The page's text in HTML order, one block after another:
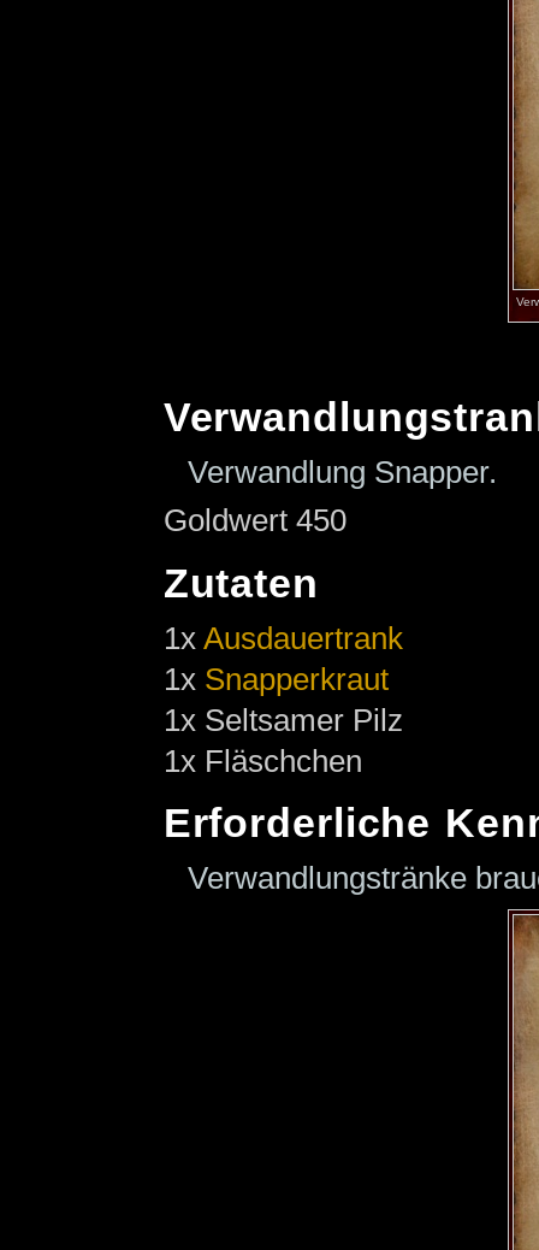
Verwandlung Snapper.
Goldwert 450
Zutaten
1x Ausdauertrank
1x Snapperkraut
1x Seltsamer Pilz
1x Fläschchen
Erforderliche
Verwandlungstränke